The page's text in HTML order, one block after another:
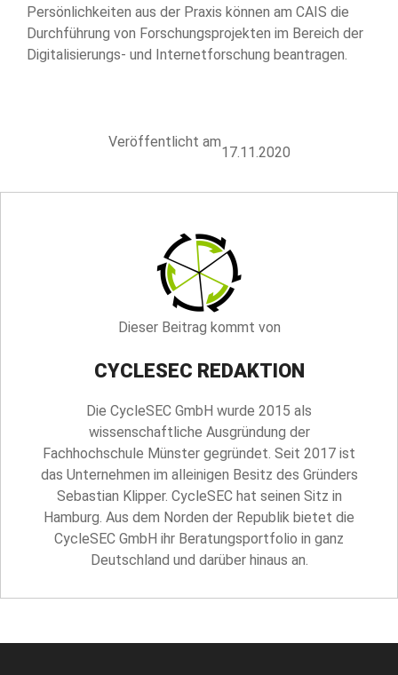
Persönlichkeiten aus der Praxis können am CAIS die
Durchführung von Forschungsprojekten im Bereich der
Digitalisierungs- und Internetforschung beantragen.
Veröffentlicht am
17.11.2020
Dieser Beitrag kommt von
CYCLESEC REDAKTION
Die CycleSEC GmbH wurde 2015 als
wissenschaftliche Ausgründung der
Fachhochschule Münster gegründet. Seit 2017 ist
das Unternehmen im alleinigen Besitz des Gründers
Sebastian Klipper. CycleSEC hat seinen Sitz in
Hamburg. Aus dem Norden der Republik bietet die
CycleSEC GmbH ihr Beratungsportfolio in ganz
Deutschland und darüber hinaus an.